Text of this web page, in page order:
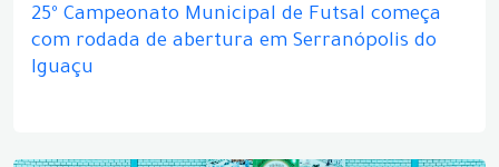
25º Campeonato Municipal de Futsal começa
com rodada de abertura em Serranópolis do
Iguaçu